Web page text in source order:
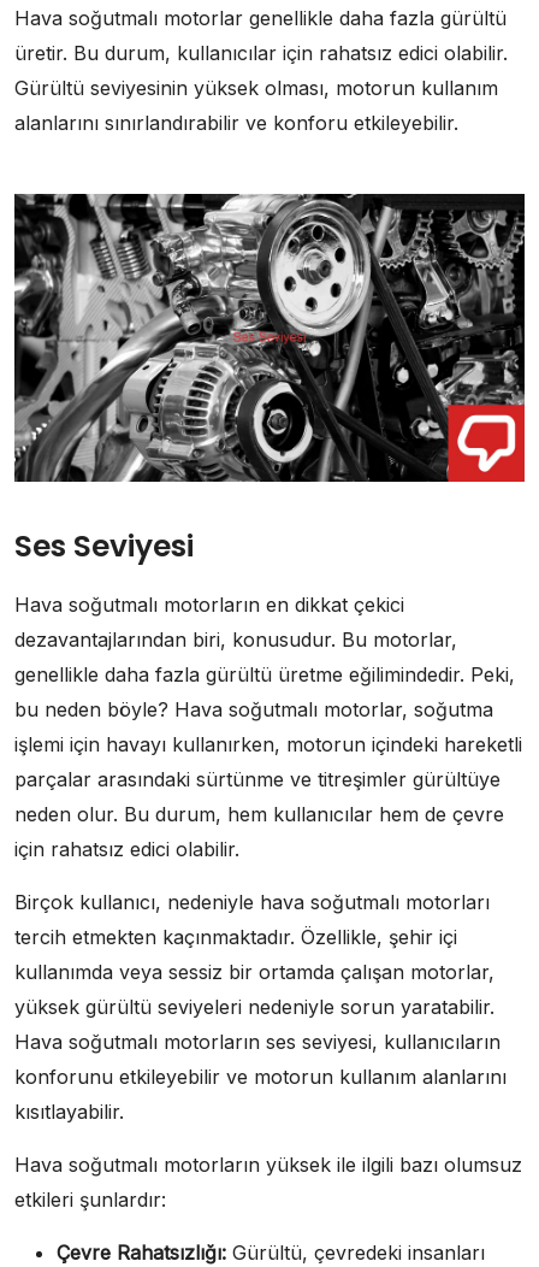
Hava soğutmalı motorlar genellikle daha fazla gürültü
üretir. Bu durum, kullanıcılar için rahatsız edici olabilir.
Gürültü seviyesinin yüksek olması, motorun kullanım
alanlarını sınırlandırabilir ve konforu etkileyebilir.
Ses Seviyesi
Hava soğutmalı motorların en dikkat çekici
dezavantajlarından biri, konusudur. Bu motorlar,
genellikle daha fazla gürültü üretme eğilimindedir. Peki,
bu neden böyle? Hava soğutmalı motorlar, soğutma
işlemi için havayı kullanırken, motorun içindeki hareketli
parçalar arasındaki sürtünme ve titreşimler gürültüye
neden olur. Bu durum, hem kullanıcılar hem de çevre
için rahatsız edici olabilir.
Birçok kullanıcı, nedeniyle hava soğutmalı motorları
tercih etmekten kaçınmaktadır. Özellikle, şehir içi
kullanımda veya sessiz bir ortamda çalışan motorlar,
yüksek gürültü seviyeleri nedeniyle sorun yaratabilir.
Hava soğutmalı motorların ses seviyesi, kullanıcıların
konforunu etkileyebilir ve motorun kullanım alanlarını
kısıtlayabilir.
Hava soğutmalı motorların yüksek ile ilgili bazı olumsuz
etkileri şunlardır:
Çevre Rahatsızlığı: Gürültü, çevredeki insanları